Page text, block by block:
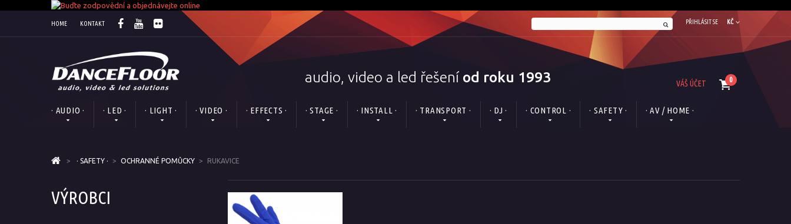
KČ
PŘIHLÁSIT SE
HOME KONTAKT
audio, video a led řešení od roku 1993 0
VÁŠ ÚČET
· AUDIO · · LED · · LIGHT · · VIDEO · · EFFECTS · · STAGE · · INSTALL · · TRANSPORT · · DJ · · CONTROL · · SAFETY · · AV / HOME ·
> · SAFETY · > OCHRANNÉ POMŮCKY > RUKAVICE
VÝROBCI